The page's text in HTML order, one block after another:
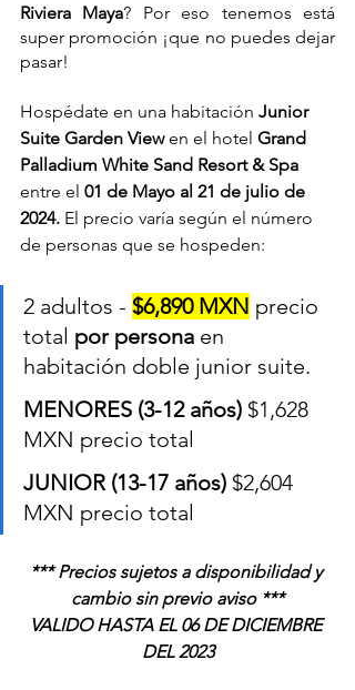
Riviera Maya? Por eso tenemos está
super promoción ¡que no puedes dejar
pasar!
Hospédate en una habitación Junior
Suite Garden View en el hotel Grand
Palladium White Sand Resort & Spa
entre el 01 de Mayo al 21 de julio de
2024. El precio varía según el número
de personas que se hospeden:
2 adultos - $6,890 MXN precio
total por persona en
MENORES (3-12 años) $1,628
MXN precio total
JUNIOR (13-17 años) $2,604
MXN precio total
*** Precios sujetos a disponibilidad y
cambio sin previo aviso ***
VALIDO HASTA EL 06 DE DICIEMBRE
DEL 2023